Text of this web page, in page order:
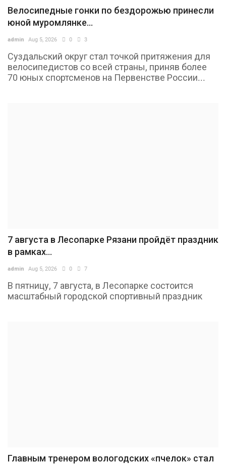
Велосипедные гонки по бездорожью принесли
юной муромлянке...
admin Aug 5, 2026 0 3
Суздальский округ стал точкой притяжения для
велосипедистов со всей страны, приняв более
70 юных спортсменов на Первенстве России...
7 августа в Лесопарке Рязани пройдёт праздник
в рамках...
admin Aug 5, 2026 0 7
В пятницу, 7 августа, в Лесопарке состоится
масштабный городской спортивный праздник
Главным тренером вологодских «пчелок» стал